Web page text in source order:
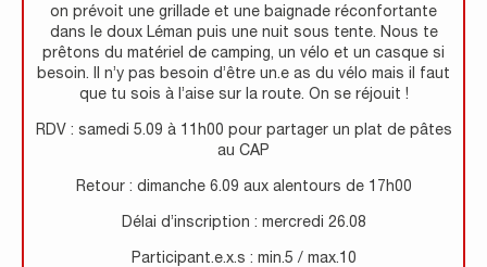
on prévoit une grillade et une baignade réconfortante
dans le doux Léman puis une nuit sous tente. Nous te
prêtons du matériel de camping, un vélo et un casque si
besoin. Il n’y pas besoin d’être un.e as du vélo mais il faut
que tu sois à l’aise sur la route. On se réjouit !
RDV : samedi 5.09 à 11h00 pour partager un plat de pâtes
au CAP
Retour : dimanche 6.09 aux alentours de 17h00
Délai d’inscription : mercredi 26.08
Participant.e.x.s : min.5 / max.10